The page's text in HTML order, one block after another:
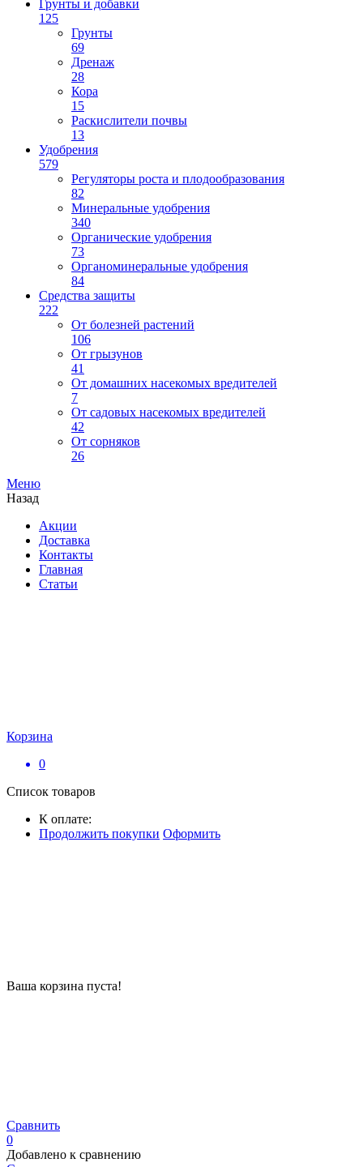
Грунты и добавки
125
Грунты
69
Дренаж
28
Кора
15
Раскислители почвы
13
Удобрения
579
Регуляторы роста и плодообразования
82
Минеральные удобрения
340
Органические удобрения
73
Органоминеральные удобрения
84
Средства защиты
222
От болезней растений
106
От грызунов
41
От домашних насекомых вредителей
7
От садовых насекомых вредителей
42
От сорняков
26
Меню
Назад
Акции
Доставка
Контакты
Главная
Статьи
Корзина
0
Список товаров
К оплате:
Продолжить покупки Оформить
Ваша корзина пуста!
Сравнить
0
Добавлено к сравнению